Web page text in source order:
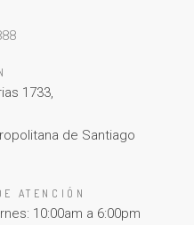
1733,
de Santiago
ATENCIÓN
10:00am a 6:00pm